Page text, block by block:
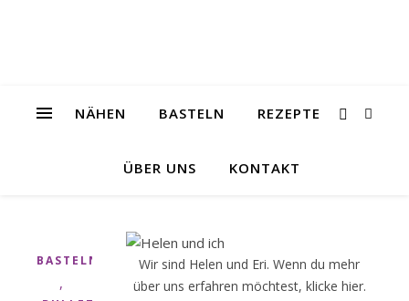
NÄHEN BASTELN REZEPTE
ÜBER UNS KONTAKT
BASTELN
,
Wir sind Helen und Eri. Wenn du mehr
über uns erfahren möchtest, klicke hier.